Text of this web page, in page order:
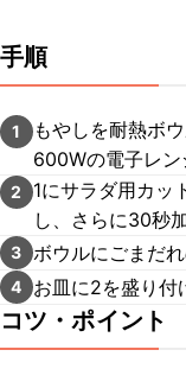
手順
1
もやしを耐熱ボ
600Wの電子レン
2
1にサラダ用カッ
し、さらに30秒
3 ボウルにごまだ
4 お皿に2を盛り付
コツ・ポイント